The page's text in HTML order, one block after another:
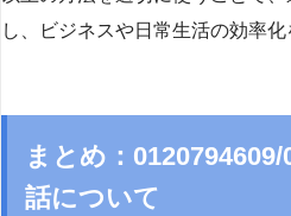
し、ビジネスや日常生活の効率化
まとめ：
話について